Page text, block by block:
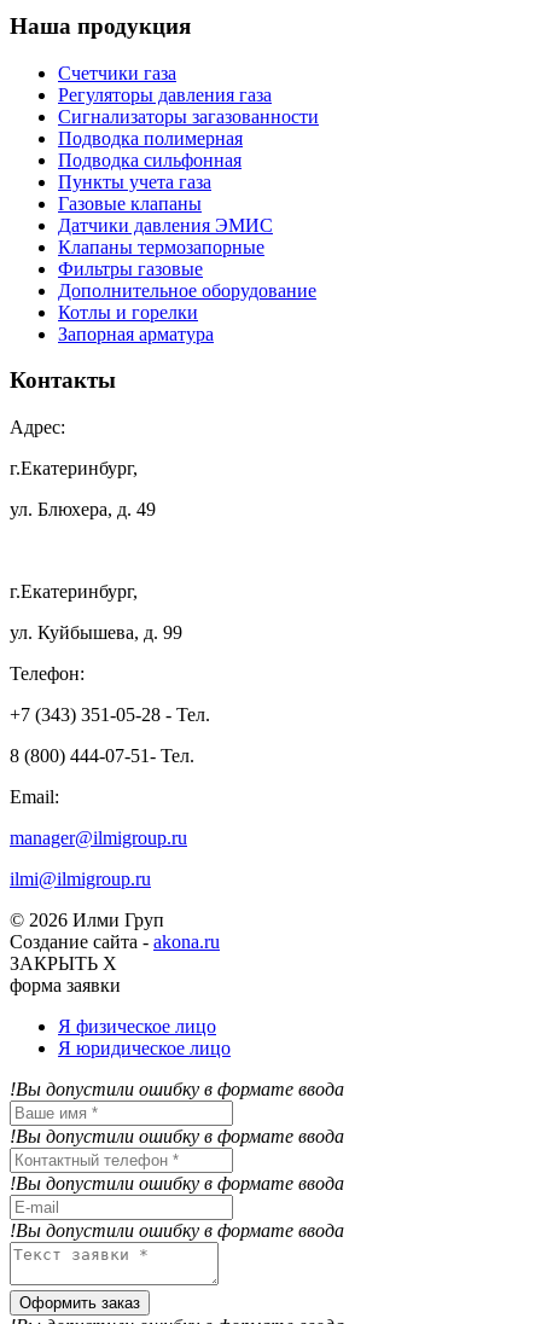
Наша продукция
Счетчики газа
Регуляторы давления газа
Сигнализаторы загазованности
Подводка полимерная
Подводка сильфонная
Пункты учета газа
Газовые клапаны
Датчики давления ЭМИС
Клапаны термозапорные
Фильтры газовые
Дополнительное оборудование
Котлы и горелки
Запорная арматура
Контакты
Адрес:
г.Екатеринбург,
ул. Блюхера, д. 49
г.Екатеринбург,
ул. Куйбышева, д. 99
Телефон:
+7 (343) 351-05-28 - Тел.
8 (800) 444-07-51- Тел.
Email:
manager@ilmigroup.ru
ilmi@ilmigroup.ru
© 2026 Илми Груп
Создание сайта - akona.ru
ЗАКРЫТЬ Х
форма заявки
Я физическое лицо
Я юридическое лицо
!Вы допустили ошибку в формате ввода
!Вы допустили ошибку в формате ввода
!Вы допустили ошибку в формате ввода
!Вы допустили ошибку в формате ввода
Оформить заказ